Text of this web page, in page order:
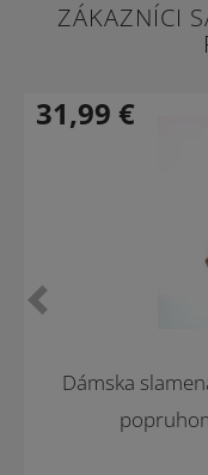
ZÁKAZNÍCI
Dámska
31,99 €